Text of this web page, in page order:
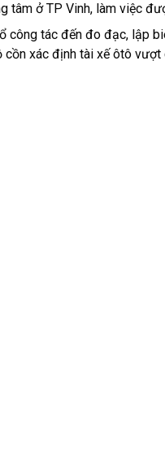
tâm ở TP Vinh, làm việc
công tác đến đo đạc, lập
xác định tài xế ôtô vượt